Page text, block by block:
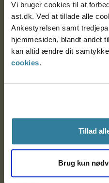
Vi bruger cookies til at
ast.dk. Ved at tillade alle
Ankestyrelsen samt
hjemmesiden, blandt andet
kan altid ændre dit
cookies.
Tillad
Brug kun
Ankestyrelsen Aalborg
Ankestyrelsen København
CVR: 1007 4002
Om Ankestyrelsen
Blanketter og